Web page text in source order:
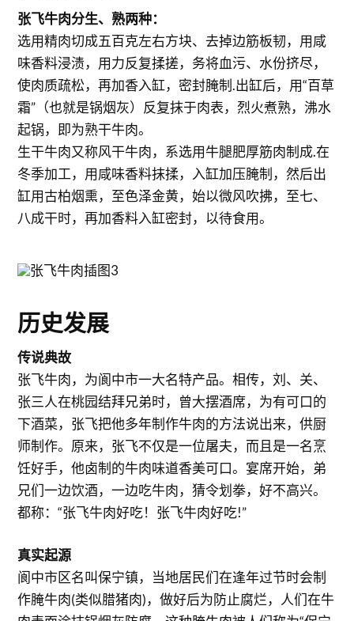
张飞牛肉分生、熟两种：
选用精肉切成五百克左右方块、去掉边筋板韧，用咸
味香料浸渍，用力反复揉搓，务将血污、水份挤尽，
使肉质疏松，再加香入缸，密封腌制.出缸后，用“百草
霜”（也就是锅烟灰）反复抹于肉表，烈火煮熟，沸水
起锅，即为熟干牛肉。
生干牛肉又称风干牛肉，系选用牛腿肥厚筋肉制成.在
冬季加工，用咸味香料抹揉，入缸加压腌制，然后出
缸用古柏烟熏，至色泽金黄，始以微风吹拂，至七、
八成干时，再加香料入缸密封，以待食用。
历史发展
传说典故
张飞牛肉，为阆中市一大名特产品。相传，刘、关、
张三人在桃园结拜兄弟时，曾大摆酒席，为有可口的
下酒菜，张飞把他多年制作牛肉的方法说出来，供厨
师制作。原来，张飞不仅是一位屠夫，而且是一名烹
饪好手，他卤制的牛肉味道香美可口。宴席开始，弟
兄们一边饮酒，一边吃牛肉，猜令划拳，好不高兴。
都称：“张飞牛肉好吃！张飞牛肉好吃!”
真实起源
阆中市区名叫保宁镇，当地居民们在逢年过节时会制
作腌牛肉(类似腊猪肉)，做好后为防止腐烂，人们在牛